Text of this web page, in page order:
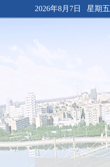
2026年8月7日 星期五